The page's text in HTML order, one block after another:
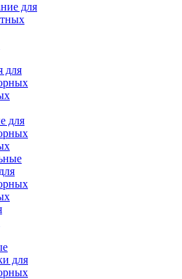
для
для
для
для